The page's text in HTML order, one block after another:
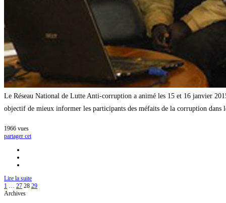
Le Réseau National de Lutte Anti-corruption a animé les 15 et 16 janvier
objectif de mieux informer les participants des méfaits de la corruption dans
1966 vues
partager cet
Lire la suite
1 … 27 28 29
Archives